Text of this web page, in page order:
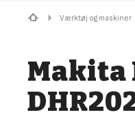
Værktøj og maskiner
Makita